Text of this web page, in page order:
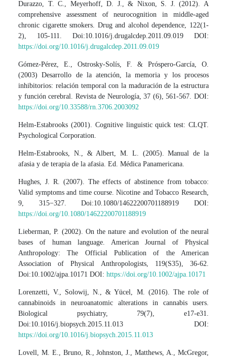
Durazzo, T. C., Meyerhoff, D. J., & Nixon, S. J. (2012). A
comprehensive assessment of neurocognition in middle-aged
chronic cigarette smokers. Drug and alcohol dependence, 122(1-
2), 105-111. Doi:10.1016/j.drugalcdep.2011.09.019 DOI:
https://doi.org/10.1016/j.drugalcdep.2011.09.019
Gómez-Pérez, E., Ostrosky-Solís, F. & Próspero-García, O.
(2003) Desarrollo de la atención, la memoria y los procesos
inhibitorios: relación temporal con la maduración de la estructura
y función cerebral. Revista de Neurología, 37 (6), 561-567. DOI:
https://doi.org/10.33588/rn.3706.2003092
Helm-Estabrooks (2001). Cognitive linguistic quick test: CLQT.
Psychological Corporation.
Helm-Estabrooks, N., & Albert, M. L. (2005). Manual de la
afasia y de terapia de la afasia. Ed. Médica Panamericana.
Hughes, J. R. (2007). The effects of abstinence from tobacco:
Valid symptoms and time course. Nicotine and Tobacco Research,
9, 315−327. Doi:10.1080/14622200701188919 DOI:
https://doi.org/10.1080/14622200701188919
Lieberman, P. (2002). On the nature and evolution of the neural
bases of human language. American Journal of Physical
Anthropology: The Official Publication of the American
Association of Physical Anthropologists, 119(S35), 36-62.
Doi:10.1002/ajpa.10171 DOI:https://doi.org/10.1002/ajpa.10171
Lorenzetti, V., Solowij, N., & Yücel, M. (2016). The role of
cannabinoids in neuroanatomic alterations in cannabis users.
Biological psychiatry, 79(7), e17-e31.
Doi:10.1016/j.biopsych.2015.11.013 DOI:
https://doi.org/10.1016/j.biopsych.2015.11.013
Lovell, M. E., Bruno, R., Johnston, J., Matthews, A., McGregor,